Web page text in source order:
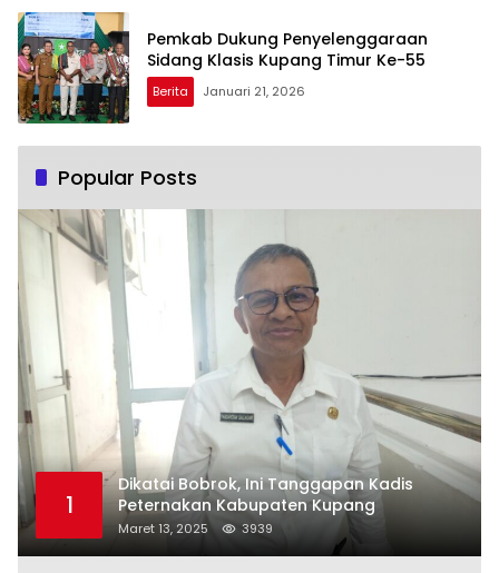
Pemkab Dukung Penyelenggaraan
Sidang Klasis Kupang Timur Ke-55
Berita Januari 21, 2026
Popular Posts
1
Dikatai Bobrok, Ini Tanggapan Kadis
Peternakan Kabupaten Kupang
Maret 13, 2025 3939